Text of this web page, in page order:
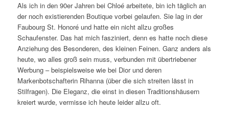
Als ich in den 90er Jahren bei Chloé arbeitete, bin ich täglich an
der noch existierenden Boutique vorbei gelaufen. Sie lag in der
Faubourg St. Honoré und hatte ein nicht allzu großes
Schaufenster. Das hat mich fasziniert, denn es hatte noch diese
Anziehung des Besonderen, des kleinen Feinen. Ganz anders als
heute, wo alles groß sein muss, verbunden mit übertriebener
Werbung – beispielsweise wie bei Dior und deren
Markenbotschafterin Rihanna (über die sich streiten lässt in
Stilfragen). Die Eleganz, die einst in diesen Traditionshäusern
kreiert wurde, vermisse ich heute leider allzu oft.